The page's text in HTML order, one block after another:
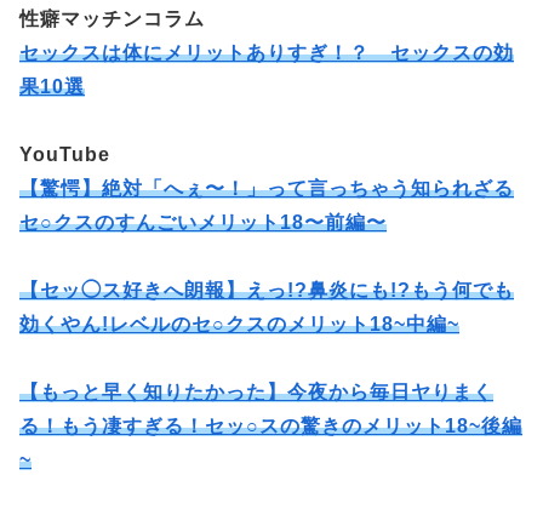
性癖マッチンコラム
セックスは体にメリットありすぎ！？ セックスの効
果10選
YouTube
【驚愕】絶対「へぇ〜！」って言っちゃう知られざる
セ○クスのすんごいメリット18〜前編〜
【セッ◯ス好きへ朗報】えっ!?鼻炎にも!?もう何でも
効くやん!レベルのセ○クスのメリット18~中編~
【もっと早く知りたかった】今夜から毎日ヤりまく
る！もう凄すぎる！セッ○スの驚きのメリット18~後編
~